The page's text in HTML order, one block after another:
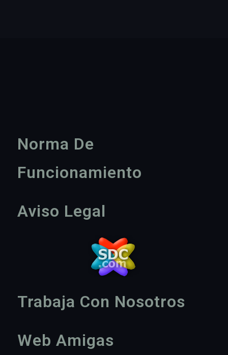
Norma De
Funcionamiento
Aviso Legal
Trabaja Con Nosotros
Web Amigas